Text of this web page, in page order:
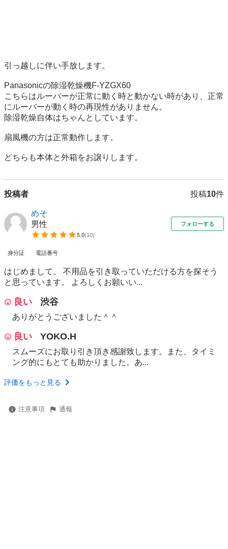
引っ越しに伴い手放します。
Panasonicの除湿乾燥機F-YZGX60
こちらはルーバーが正常に動く時と動かない時があり、正常
にルーバーが動く時の再現性がありません。
除湿乾燥自体はちゃんとしています。
扇風機の方は正常動作します。
どちらも本体と外箱をお譲りします。
投稿者 投稿10件
めそ
男性
5.0(10)
フォローする
身分証 電話番号
はじめまして。 不用品を引き取っていただける方を探そう
と思っています。 よろしくお願いい...
良い 渋谷
ありがとうございました＾＾
良い YOKO.H
スムーズにお取り引き頂き感謝致します。また、タイミ
ング的にもとても助かりました。あ...
評価をもっと見る
注意事項 通報